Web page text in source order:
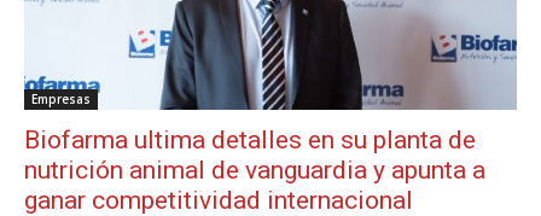
Empresas
Biofarma ultima detalles en su planta de
nutrición animal de vanguardia y apunta a
ganar competitividad internacional